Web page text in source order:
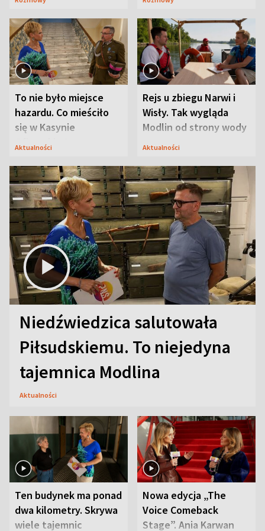
To nie było miejsce
hazardu. Co mieściło
się w Kasynie
Oficerskim?
Aktualności
Rejs u zbiegu Narwi i
Wisły. Tak wygląda
Modlin od strony wody
Aktualności
Niedźwiedzica salutowała
Piłsudskiemu. To niejedyna
tajemnica Modlina
Aktualności
Ten budynek ma ponad
dwa kilometry. Skrywa
wiele tajemnic
Nowa edycja „The
Voice Comeback
Stage”. Ania Karwan